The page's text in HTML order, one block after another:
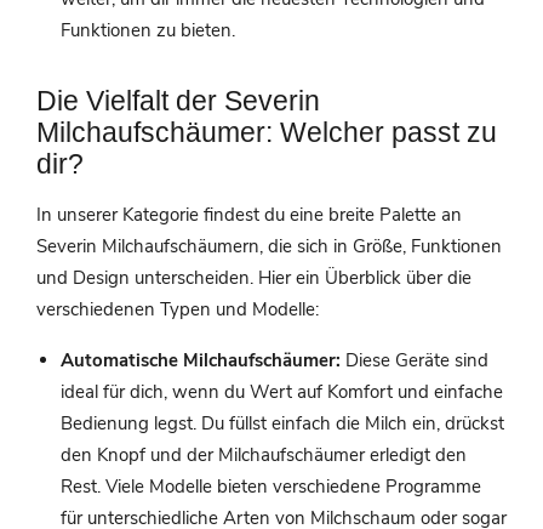
Funktionen zu bieten.
Die Vielfalt der Severin
Milchaufschäumer: Welcher passt zu
dir?
In unserer Kategorie findest du eine breite Palette an
Severin Milchaufschäumern, die sich in Größe, Funktionen
und Design unterscheiden. Hier ein Überblick über die
verschiedenen Typen und Modelle:
Automatische Milchaufschäumer: Diese Geräte sind
ideal für dich, wenn du Wert auf Komfort und einfache
Bedienung legst. Du füllst einfach die Milch ein, drückst
den Knopf und der Milchaufschäumer erledigt den
Rest. Viele Modelle bieten verschiedene Programme
für unterschiedliche Arten von Milchschaum oder sogar